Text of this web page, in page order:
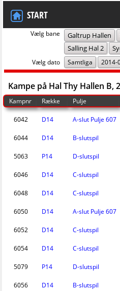
START
Vælg bane Galtrup Hallen
Salling Hal 2
Vælg dato Samtliga 2014-
Kampe på Hal Thy Hallen B,
Kampnr Række Pulje
6042 D14 A-slut Pulje 607
6044 D14 B-slutspil
5063 P14 D-slutspil
6046 D14 C-slutspil
6048 D14 C-slutspil
6050 D14 A-slut Pulje 607
6052 D14 C-slutspil
6054 D14 C-slutspil
5079 P14 D-slutspil
6056 D14 B-slutspil